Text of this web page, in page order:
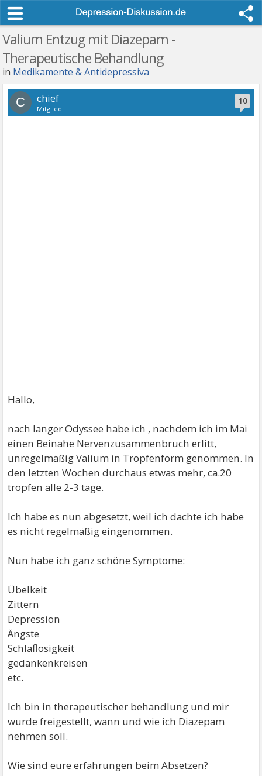
Valium Entzug mit Diazepam -
Therapeutische Behandlung
in Medikamente & Antidepressiva
10
C chief
Mitglied
Hallo,
nach langer Odyssee habe ich , nachdem ich im Mai
einen Beinahe Nervenzusammenbruch erlitt,
unregelmäßig Valium in Tropfenform genommen. In
den letzten Wochen durchaus etwas mehr, ca.20
tropfen alle 2-3 tage.
Ich habe es nun abgesetzt, weil ich dachte ich habe
es nicht regelmäßig eingenommen.
Nun habe ich ganz schöne Symptome:
Übelkeit
Zittern
Depression
Ängste
Schlaflosigkeit
gedankenkreisen
etc.
Ich bin in therapeutischer behandlung und mir
wurde freigestellt, wann und wie ich Diazepam
nehmen soll.
Wie sind eure erfahrungen beim Absetzen?